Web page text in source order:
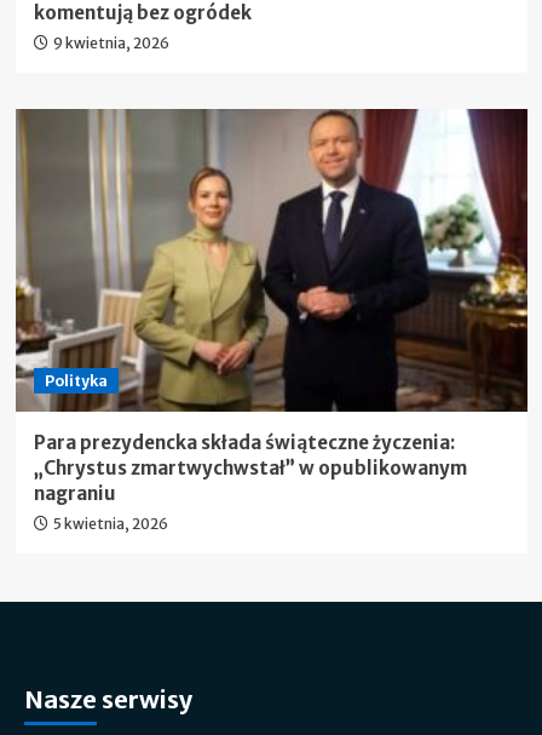
komentują bez ogródek
9 kwietnia, 2026
Polityka
Para prezydencka składa świąteczne życzenia:
„Chrystus zmartwychwstał” w opublikowanym
nagraniu
5 kwietnia, 2026
Nasze serwisy